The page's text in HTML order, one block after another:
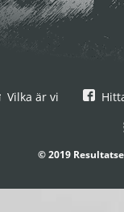
Vilka är vi
© 2019